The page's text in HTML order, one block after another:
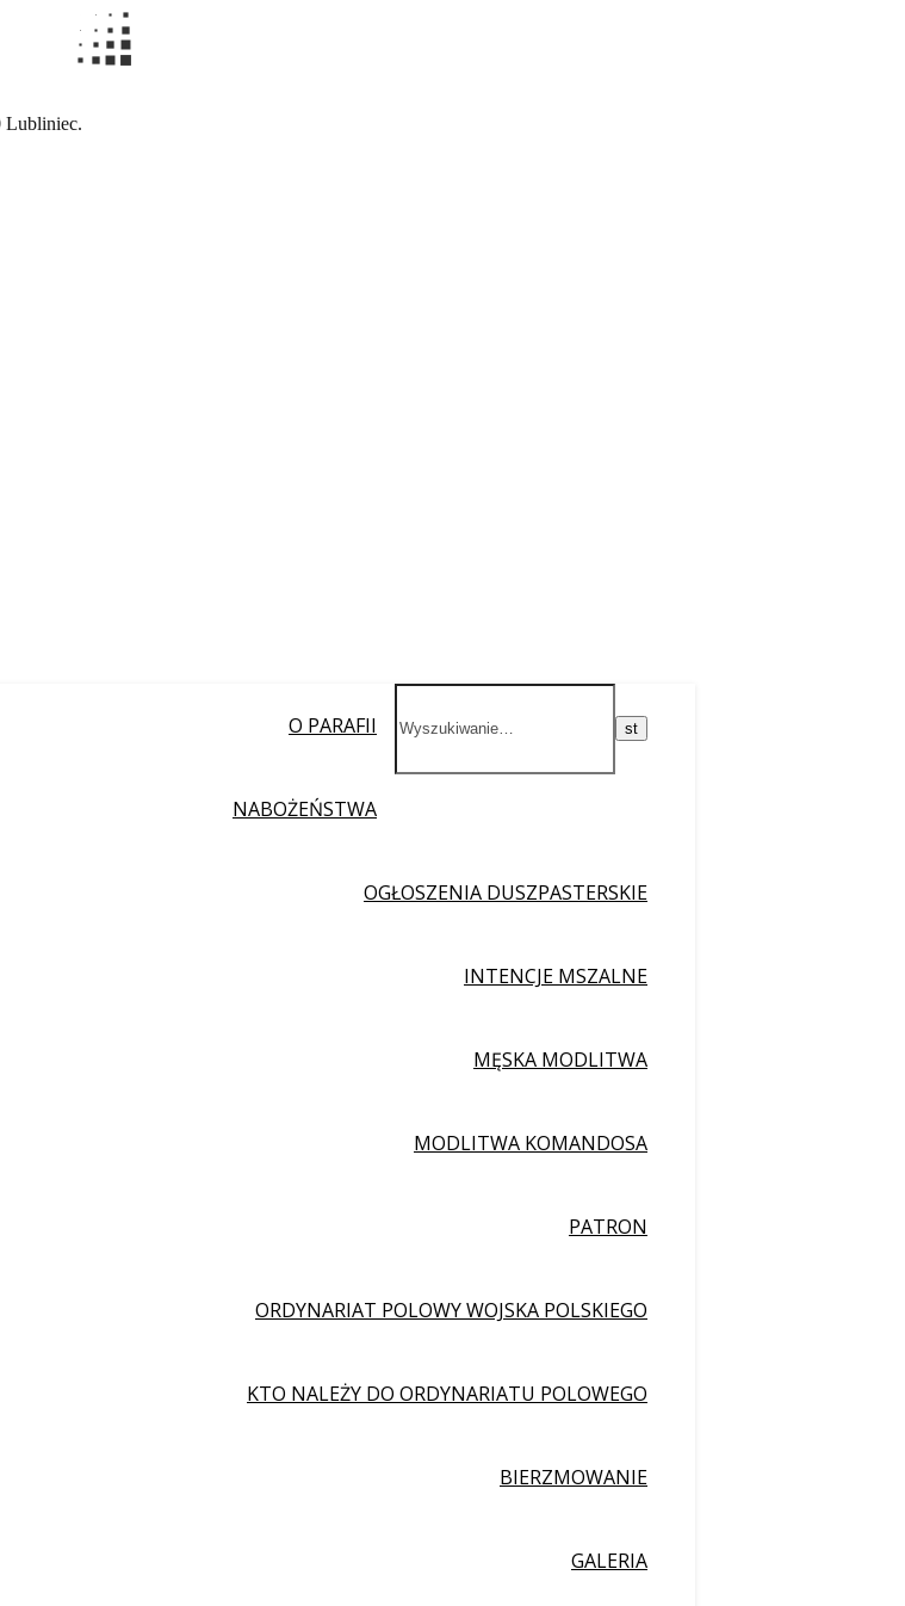
Lubliniec.
O PARAFII
NABOŻEŃSTWA
OGŁOSZENIA DUSZPASTERSKIE
INTENCJE MSZALNE
MĘSKA MODLITWA
MODLITWA KOMANDOSA
PATRON
ORDYNARIAT POLOWY WOJSKA POLSKIEGO
KTO NALEŻY DO ORDYNARIATU POLOWEGO
BIERZMOWANIE
GALERIA